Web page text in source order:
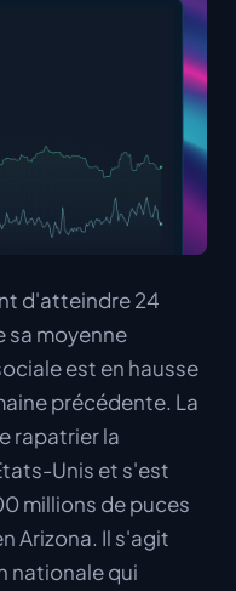
d'atteindre 24
sa moyenne
est en hausse
précédente. La
rapatrier la
Unis et s'est
millions de puces
Arizona. Il s'agit
nationale qui